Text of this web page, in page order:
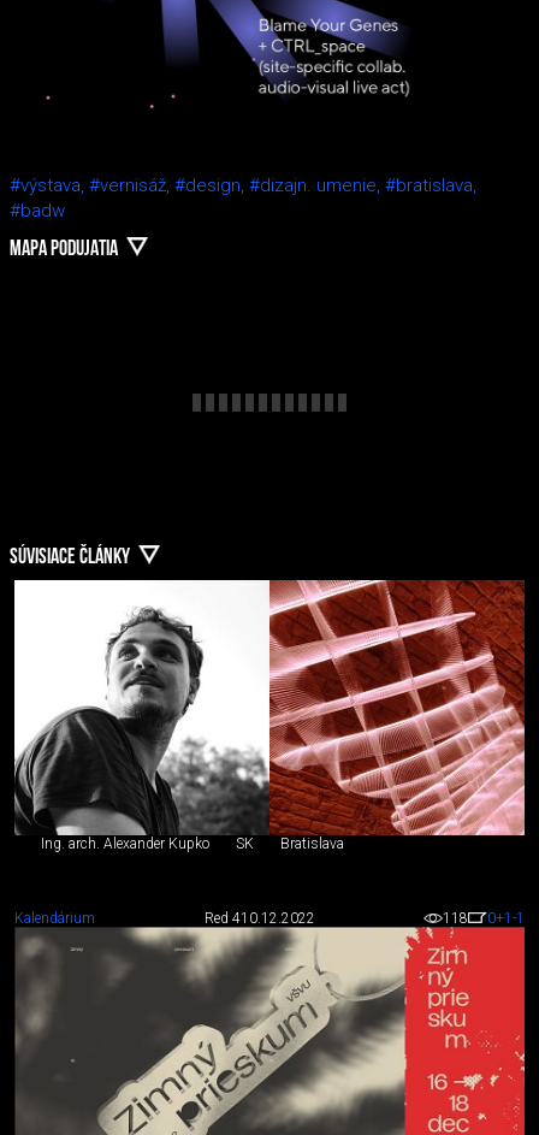
#výstava, #vernisáž, #design, #dizajn. umenie, #bratislava,
#badw
MAPA PODUJATIA
SÚVISIACE ČLÁNKY
Ing. arch. Alexander Kupko SK Bratislava
Kalendárium Red 410.12.2022 118 0+1 -1